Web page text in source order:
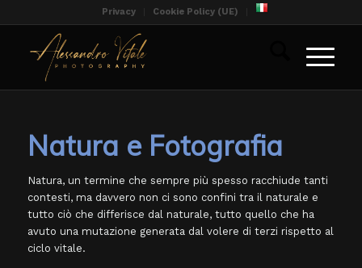
Privacy Cookie Policy (UE)
Natura e Fotografia
Natura, un termine che sempre più spesso racchiude tanti
contesti, ma davvero non ci sono confini tra il naturale e
tutto ciò che differisce dal naturale, tutto quello che ha
avuto una mutazione generata dal volere di terzi rispetto al
ciclo vitale.